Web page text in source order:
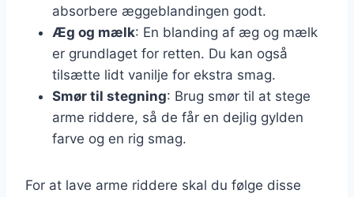
absorbere æggeblandingen godt.
Æg og mælk: En blanding af æg og mælk
er grundlaget for retten. Du kan også
tilsætte lidt vanilje for ekstra smag.
Smør til stegning: Brug smør til at stege
arme riddere, så de får en dejlig gylden
farve og en rig smag.
For at lave arme riddere skal du følge disse